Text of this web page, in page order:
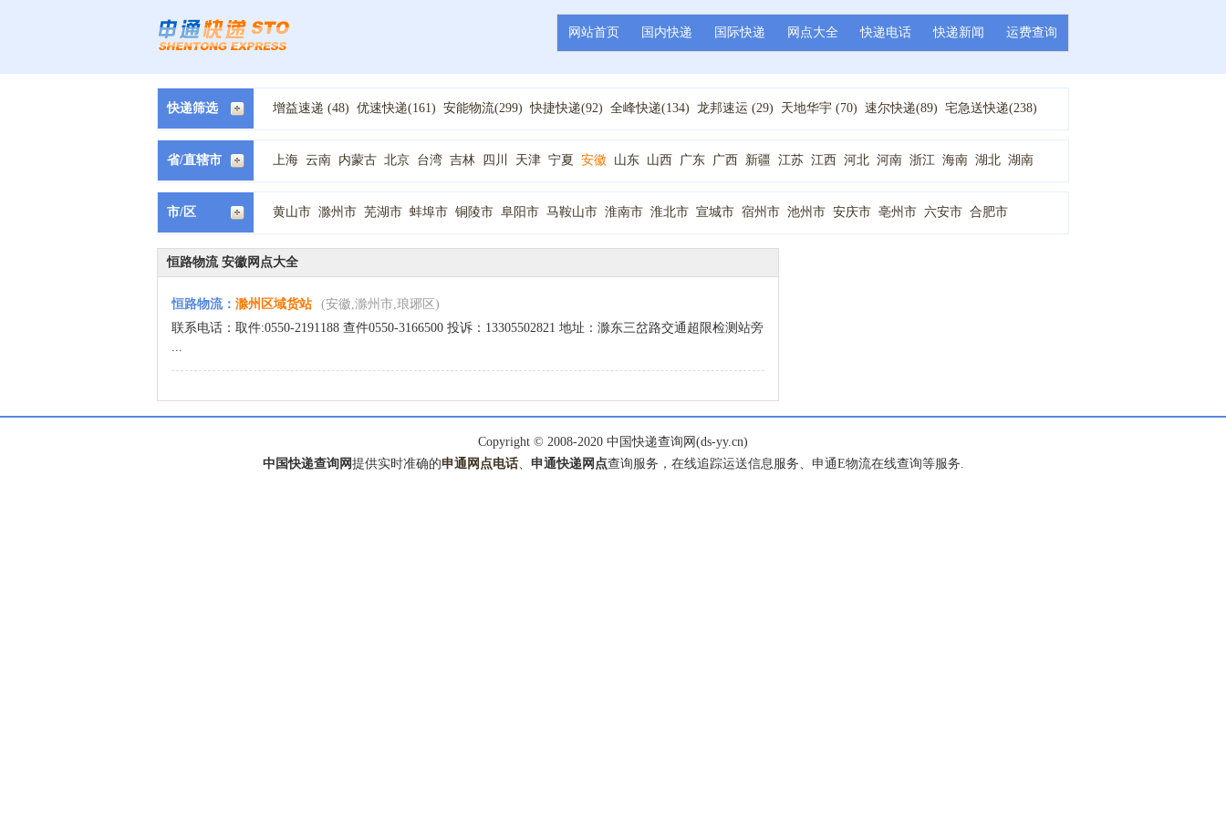
网站首页 国内快递 国际快递 网点大全 快递电话 快递新闻 运费查询
快递筛选 增益速递 (48) 优速快递(161) 安能物流(299) 快捷快递(92) 全峰快递(134) 龙邦速运 (29) 天地华宇 (70) 速尔快递(89) 宅急送快递(238)
中通快递(207) 国通快递(194) 韵达快递(122) 德邦物流(136) 顺丰快递(18) 天天快递(132) 百世汇通快递(167) 申通快递(87) 圆通快递(91)
EMS快递(1)
中铁快运 (1) 优速物流 (35) 佳吉快递 (31) 全一快递(2) 圆通速递 (81) 广通速递 (12) 恒路物流 (1) 新邦物流(1) 瑞丰速递 (1)
省/直辖市 上海 云南 内蒙古 北京 台湾 吉林 四川 天津 宁夏 安徽 山东 山西 广东 广西 新疆 江苏 江西 河北 河南 浙江 海南 湖北 湖南
甘肃 福建 西藏 贵州 辽宁 重庆 陕西 青海 黑龙江
市/区 黄山市 滁州市 芜湖市 蚌埠市 铜陵市 阜阳市 马鞍山市 淮南市 淮北市 宣城市 宿州市 池州市 安庆市 亳州市 六安市 合肥市
恒路物流 安徽网点大全
恒路物流： 滁州区域货站
(安徽,滁州市,琅琊区)
联系电话：取件:0550-2191188 查件0550-3166500 投诉：13305502821 地址：滁东三岔路交通超限检测站旁
...
Copyright © 2008-2020 中国快递查询网(ds-yy.cn)
中国快递查询网提供实时准确的申通网点电话、 申通快递网点查询服务，在线追踪运送信息服务、申通E物流在线查询等服务.